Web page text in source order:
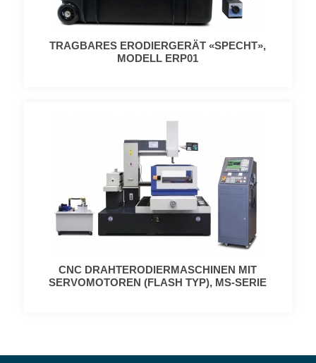
TRAGBARES ERODIERGERÄT «SPECHT»,
MODELL ERP01
CNC DRAHTERODIERMASCHINEN MIT
SERVOMOTOREN (FLASH TYP), MS-SERIE